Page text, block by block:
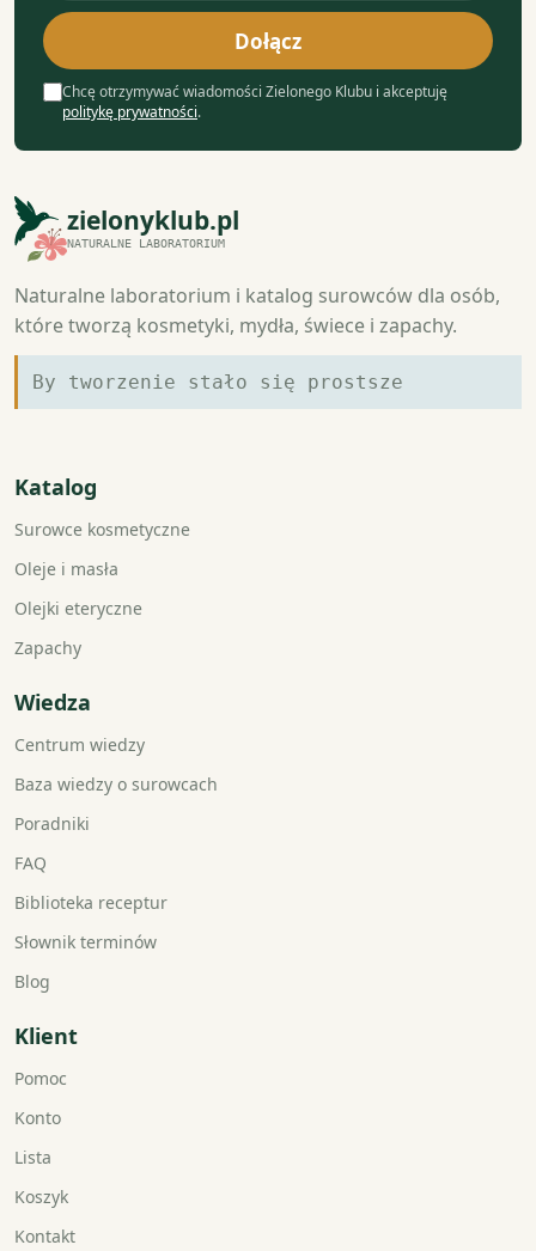
mail
Dołącz
Chcę otrzymywać wiadomości Zielonego Klubu i akceptuję
politykę prywatności.
zielonyklub.pl
NATURALNE LABORATORIUM
Naturalne laboratorium i katalog surowców dla osób,
które tworzą kosmetyki, mydła, świece i zapachy.
By tworzenie stało się prostsze
Katalog
Surowce kosmetyczne
Oleje i masła
Olejki eteryczne
Zapachy
Wiedza
Centrum wiedzy
Baza wiedzy o surowcach
Poradniki
FAQ
Biblioteka receptur
Słownik terminów
Blog
Klient
Pomoc
Konto
Lista
Koszyk
Kontakt